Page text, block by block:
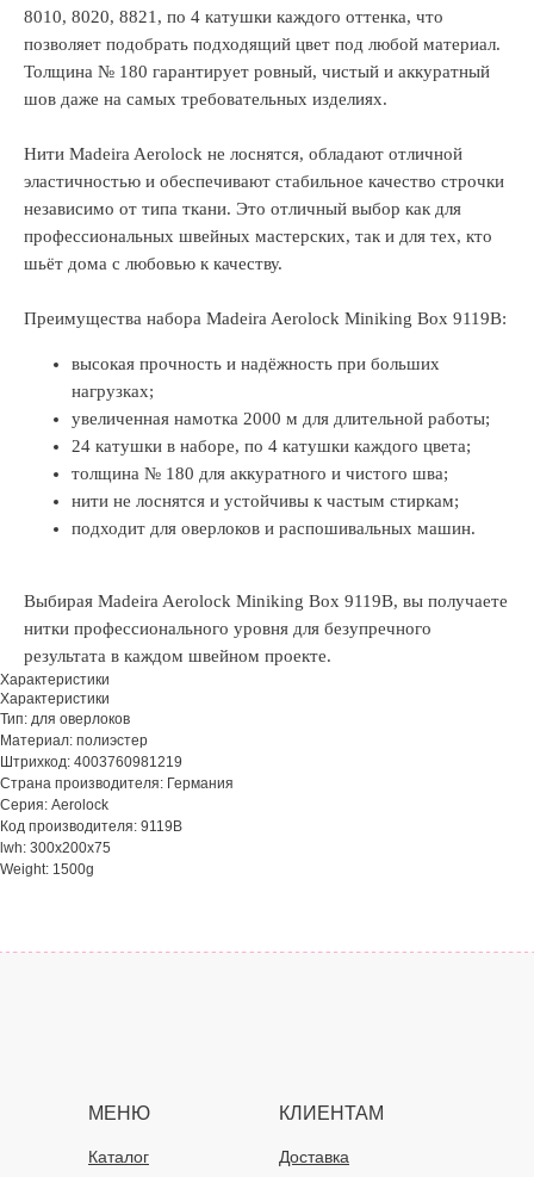
8010, 8020, 8821, по 4 катушки каждого оттенка, что
позволяет подобрать подходящий цвет под любой материал.
Толщина № 180 гарантирует ровный, чистый и аккуратный
шов даже на самых требовательных изделиях.
Нити Madeira Aerolock не лоснятся, обладают отличной
эластичностью и обеспечивают стабильное качество строчки
независимо от типа ткани. Это отличный выбор как для
профессиональных швейных мастерских, так и для тех, кто
шьёт дома с любовью к качеству.
Преимущества набора Madeira Aerolock Miniking Box 9119B:
высокая прочность и надёжность при больших
нагрузках;
увеличенная намотка 2000 м для длительной работы;
24 катушки в наборе, по 4 катушки каждого цвета;
толщина № 180 для аккуратного и чистого шва;
нити не лоснятся и устойчивы к частым стиркам;
подходит для оверлоков и распошивальных машин.
Выбирая Madeira Aerolock Miniking Box 9119B, вы получаете
нитки профессионального уровня для безупречного
результата в каждом швейном проекте.
Характеристики
Характеристики
Тип: для оверлоков
Материал: полиэстер
Штрихкод: 4003760981219
Страна производителя: Германия
Серия: Aerolock
Код производителя: 9119B
lwh: 300x200x75
Weight: 1500g
МЕНЮ КЛИЕНТАМ
Каталог Доставка